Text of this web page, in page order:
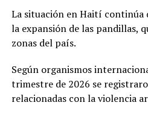
La situación en Haití continúa
la expansión de las pandillas,
zonas del país.
Según organismos
trimestre de 2026 se
relacionadas con la violencia